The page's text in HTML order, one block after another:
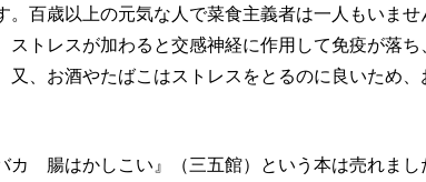
百歳以上の元気な人で菜食主義者は一人もいませ
トレスが加わると交感神経に作用して免疫が落ち
、お酒やたばこはストレスをとるのに良いため、
カ 腸はかしこい』（三五館）という本は売れまし